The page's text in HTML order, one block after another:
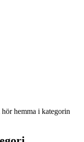
hemma i kategorin